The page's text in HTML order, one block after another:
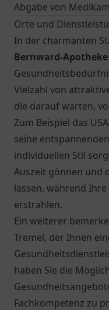
Abgabe von
Orte und
In der charmanten
Bernward-Apotheke
Vielzahl von
die darauf warten,
Zum Beispiel das
seine
individuellen Stil
Auszeit gönnen und
lassen, während
erstrahlen.
Ein weiterer
Tremel, der Ihnen
haben Sie die
Fachkompetenz zu